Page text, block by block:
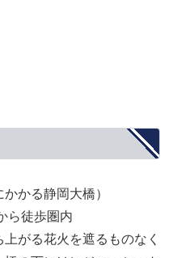
かる静岡大橋）
ら徒歩圏内
がる花火を遮るものなく